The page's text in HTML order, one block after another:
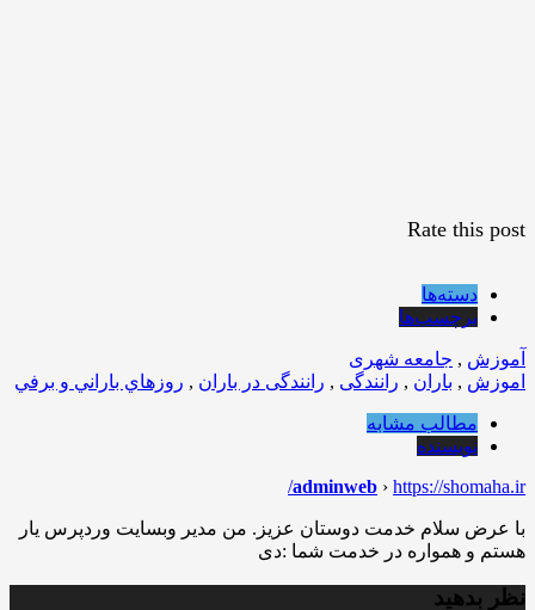
Rate this post
دسته‌ها
برچسب‌ها
آموزش , جامعه شهری
اموزش , باران , رانندگی , رانندگی در باران , روزهاي باراني و برفي
مطالب مشابه
نویسنده
adminweb › https://shomaha.ir/
با عرض سلام خدمت دوستان عزیز. من مدیر وبسایت وردپرس یار
هستم و همواره در خدمت شما :دی
نظر بدهید